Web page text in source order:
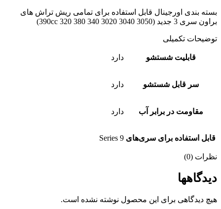
بسته بندی اورجینال قابل استفاده برای تمامی ریش تراش های
براون سری 3 جدید (3050 3040 3020 340 380 320 390cc)
توضیحات تکمیلی
قابلیت شستشو دارد
سر قابل شستشو دارد
مقاومت در برابر آب دارد
قابل استفاده برای سری‌های Series 9
نظرات (0)
دیدگاهها
هیچ دیدگاهی برای این محصول نوشته نشده است.